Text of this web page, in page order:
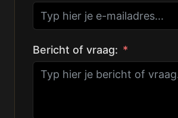
Bericht of vraag: